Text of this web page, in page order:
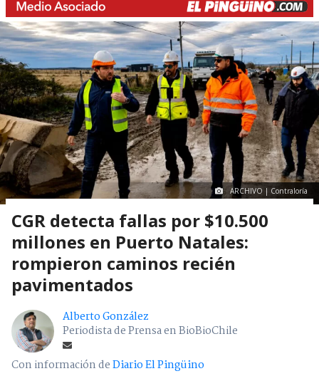
ARCHIVO | Contraloría
CGR detecta fallas por $10.500
millones en Puerto Natales:
rompieron caminos recién
pavimentados
Alberto González
Periodista de Prensa en BioBioChile
Con información deDiario El Pingüino